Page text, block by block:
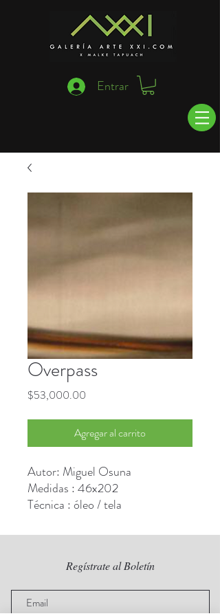
Entrar
Overpass
$53,000.00
Agregar al carrito
Autor: Miguel Osuna
Medidas : 46x202
Técnica : óleo / tela
Regístrate al Boletín